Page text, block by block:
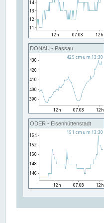
DONAU - Passau
ODER - Eisenhüttenstadt